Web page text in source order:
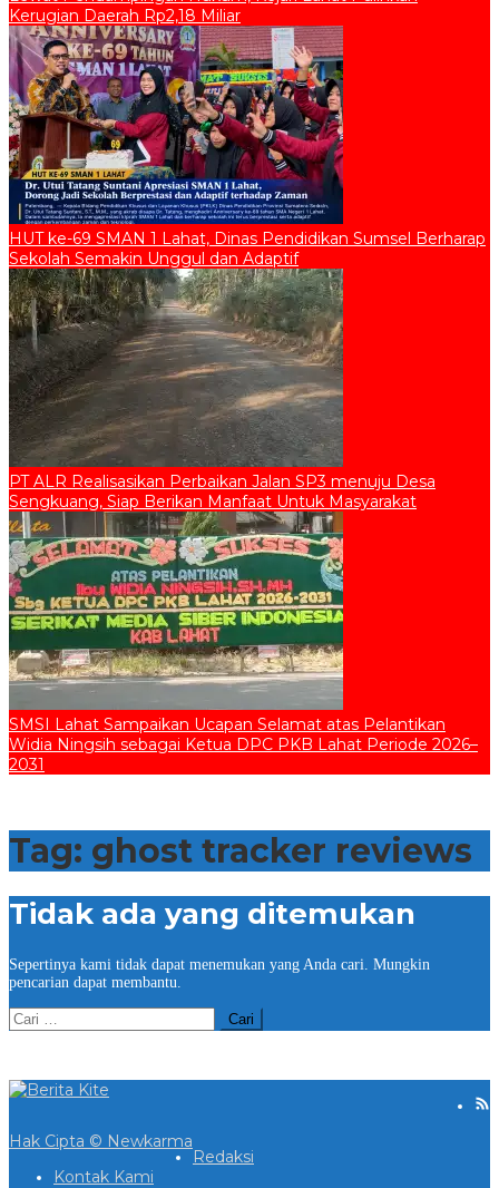
Kerugian Daerah Rp2,18 Miliar
HUT ke-69 SMAN 1 Lahat, Dinas Pendidikan Sumsel Berharap
Sekolah Semakin Unggul dan Adaptif
PT ALR Realisasikan Perbaikan Jalan SP3 menuju Desa
Sengkuang, Siap Berikan Manfaat Untuk Masyarakat
SMSI Lahat Sampaikan Ucapan Selamat atas Pelantikan
Widia Ningsih sebagai Ketua DPC PKB Lahat Periode 2026–
2031
Tag: ghost tracker reviews
Tidak ada yang ditemukan
Sepertinya kami tidak dapat menemukan yang Anda cari. Mungkin
pencarian dapat membantu.
Cari
untuk:
Hak Cipta © Newkarma
Redaksi
Kontak Kami